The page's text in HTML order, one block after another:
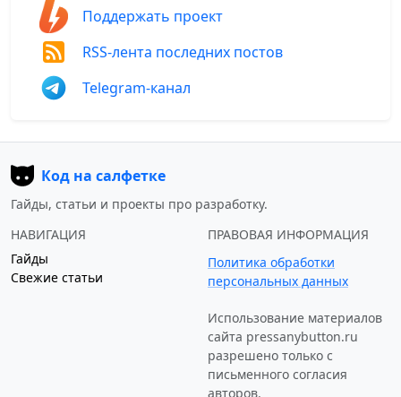
Поддержать проект
RSS-лента последних постов
Telegram-канал
Код на салфетке
Гайды, статьи и проекты про разработку.
НАВИГАЦИЯ
Гайды
Свежие статьи
ПРАВОВАЯ ИНФОРМАЦИЯ
Политика обработки
персональных данных
Использование материалов
сайта pressanybutton.ru
разрешено только c
письменного согласия
авторов.